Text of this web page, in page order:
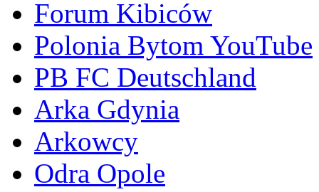
Forum Kibiców
Polonia Bytom YouTube
PB FC Deutschland
Arka Gdynia
Arkowcy
Odra Opole